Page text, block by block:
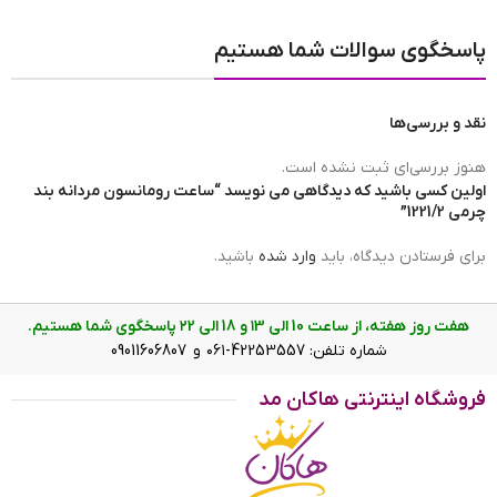
مبدا برند ساعت
برند ساعت
ضد آب
عرض بند 23 mm
رنگ صفحه
ویژگی ساعت رومانسون مردانه بند
پاسخگوی سوالات شما هستیم
نقد و بررسی‌ها
هنوز بررسی‌ای ثبت نشده است.
اولین کسی باشید که دیدگاهی می نویسد “ساعت رومانسون مردانه بند
چرمی 1221/2”
برای فرستادن دیدگاه، باید وارد شده باشید.
هفت روز هفته، از ساعت 10 الی ۱3 و 18 الی ۲2 پاسخگوی شما هستیم.
شماره تلفن: 42253557-۰۶۱ و 09011606807
فروشگاه اینترنتی هاکان مد